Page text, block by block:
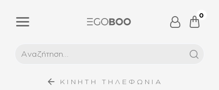
0
ΚΙΝΗΤΗ ΤΗΛΕΦΩΝΙΑ